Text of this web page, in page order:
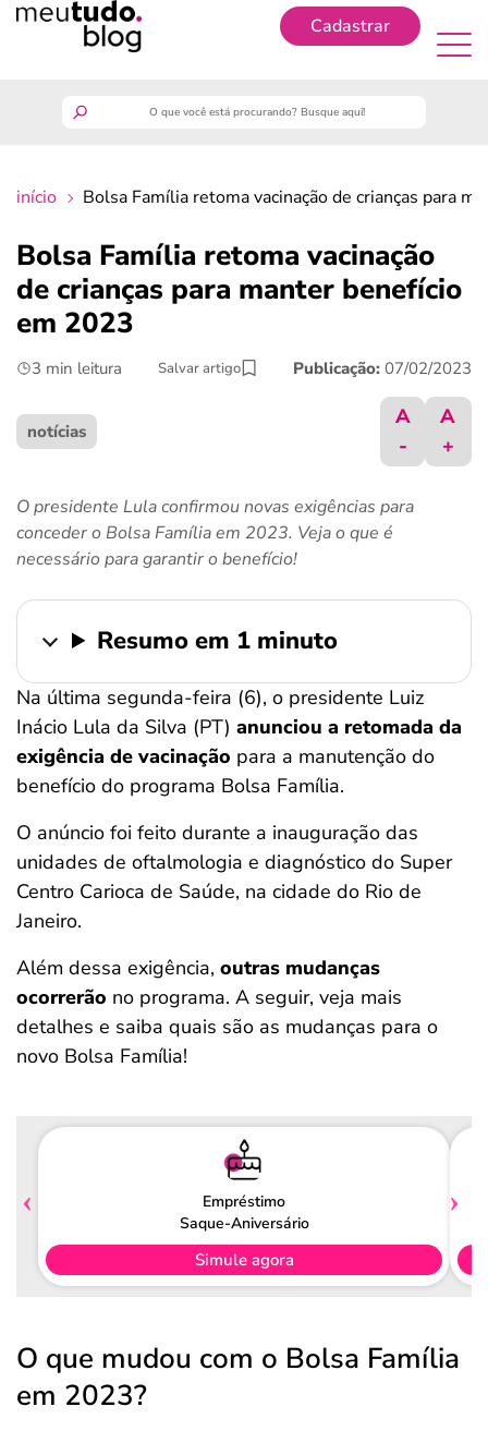
Cadastrar
finanças
benefícios
últimas notícias
ferramentas
início Bolsa Família retoma vacinação de crianças para
Bolsa Família retoma vacinação
de crianças para manter benefício
em 2023
3 min leitura Salvar artigo Publicação: 07/02/2023
notícias
A
-
A
+
O presidente Lula confirmou novas exigências para
conceder o Bolsa Família em 2023. Veja o que é
necessário para garantir o benefício!
Resumo em 1 minuto
Na última segunda-feira (6), o presidente Luiz
Inácio Lula da Silva (PT) anunciou a retomada da
exigência de vacinação para a manutenção do
benefício do programa Bolsa Família.
O anúncio foi feito durante a inauguração das
unidades de oftalmologia e diagnóstico do Super
Centro Carioca de Saúde, na cidade do Rio de
Janeiro.
Além dessa exigência, outras mudanças
ocorrerão no programa. A seguir, veja mais
detalhes e saiba quais são as mudanças para o
novo Bolsa Família!
Empréstimo
Saque-Aniversário
Simule agora
O que mudou com o Bolsa Família
em 2023?